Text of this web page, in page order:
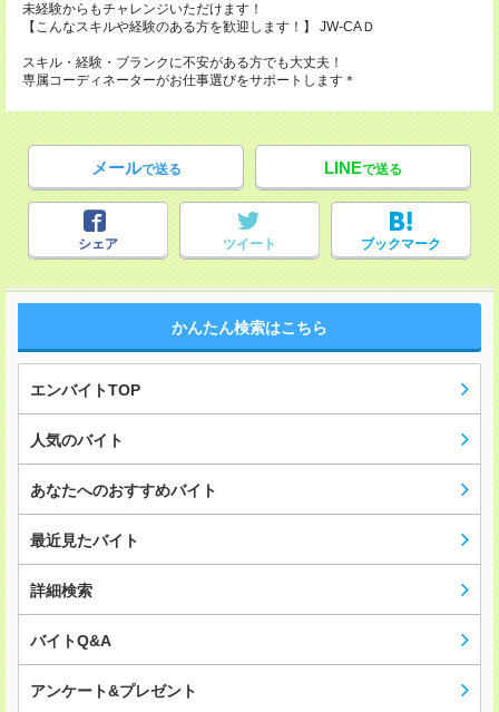
未経験からもチャレンジいただけます！
【こんなスキルや経験のある方を歓迎します！】 JW-CAＤ
スキル・経験・ブランクに不安がある方でも大丈夫！
専属コーディネーターがお仕事選びをサポートします＊
メールで送る LINEで送る
シェア ツイート ブックマーク
かんたん検索はこちら
エンバイトTOP
人気のバイト
あなたへのおすすめバイト
最近見たバイト
詳細検索
バイトQ&A
アンケート&プレゼント